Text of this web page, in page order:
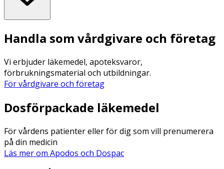
Handla som vårdgivare och företag
Vi erbjuder läkemedel, apoteksvaror,
förbrukningsmaterial och utbildningar.
För vårdgivare och företag
Dosförpackade läkemedel
För vårdens patienter eller för dig som vill prenumerera
på din medicin
Läs mer om Apodos och Dospac